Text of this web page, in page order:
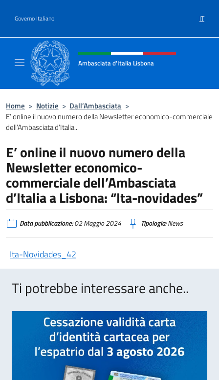
Governo Italiano IT
Intestazione sito, social e menù
Ambasciata d'Italia Lisbona
Home > Notizie > Dall’Ambasciata >
E’ online il nuovo numero della Newsletter economico-commerciale
dell’Ambasciata d’Italia...
E’ online il nuovo numero della
Newsletter economico-
commerciale dell’Ambasciata
d’Italia a Lisbona: “Ita-novidades”
Data pubblicazione:02 Maggio 2024 Tipologia:News
Ita-Novidades_42
Ti potrebbe interessare anche..